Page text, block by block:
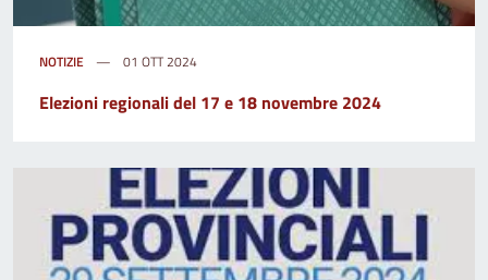
NOTIZIE 01 OTT 2024
Elezioni regionali del 17 e 18 novembre 2024